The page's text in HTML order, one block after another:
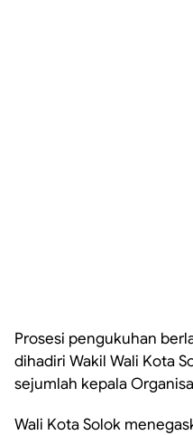
Prosesi pengukuhan
dihadiri Wakil Wali Kota
sejumlah kepala
Wali Kota Solok